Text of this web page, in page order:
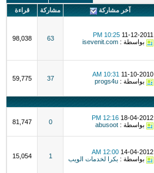
آخر مشاركة مشاركة قراءة
11-12-2011
10:25 PM
بواسطة : isevenit.com
63
98,038
11-10-2010
10:31 AM
بواسطة : progs4u
37
59,775
18-04-2012
12:16 PM
بواسطة : abusoot
0
81,747
14-04-2012
12:00 AM
بواسطة : بكرا لخدمات الويب 1
15,054